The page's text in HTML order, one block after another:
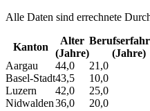
Alle Daten sind errechnete
Kanton
Alter
(Jahre)
(Jahre)
Aargau
44,0 21,0
Basel-Stadt43,5 10,0
Luzern
42,0 25,0
Nidwalden36,0 20,0